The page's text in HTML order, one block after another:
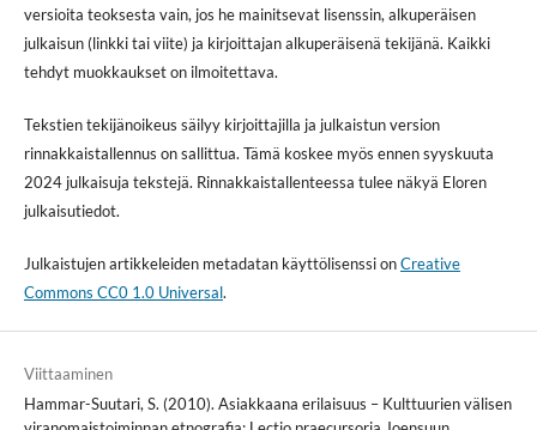
versioita teoksesta vain, jos he mainitsevat lisenssin, alkuperäisen
julkaisun (linkki tai viite) ja kirjoittajan alkuperäisenä tekijänä. Kaikki
tehdyt muokkaukset on ilmoitettava.
Tekstien tekijänoikeus säilyy kirjoittajilla ja julkaistun version
rinnakkaistallennus on sallittua. Tämä koskee myös ennen syyskuuta
2024 julkaisuja tekstejä. Rinnakkaistallenteessa tulee näkyä Eloren
julkaisutiedot.
Julkaistujen artikkeleiden metadatan käyttölisenssi onCreative
Commons CC0 1.0 Universal.
Viittaaminen
Hammar-Suutari, S. (2010). Asiakkaana erilaisuus – Kulttuurien välisen